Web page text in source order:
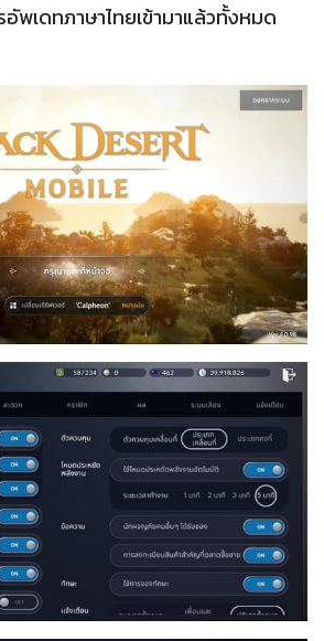
อัพเดทภาษาไทยเข้ามาแล้วทั้งหมด